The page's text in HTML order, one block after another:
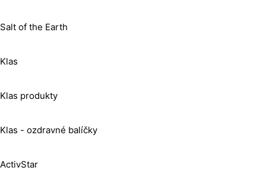
Salt of the Earth
Klas
Klas produkty
Klas - ozdravné balíčky
ActivStar